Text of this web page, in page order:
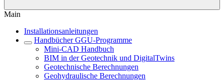
Main
Installationsanleitungen
Handbücher GGU-Programme
Mini-CAD Handbuch
BIM in der Geotechnik und DigitalTwins
Geotechnische Berechnungen
Geohydraulische Berechnungen